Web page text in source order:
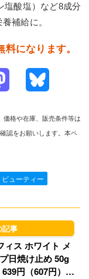
塩酸塩）など8成分
補給に。
になります。
o
o
n
y
価格や在庫、販売条件等は
認をお願いします。本ペ
ューティー
ィス ホワイト メ
日焼け止め 50g
円（607円）！